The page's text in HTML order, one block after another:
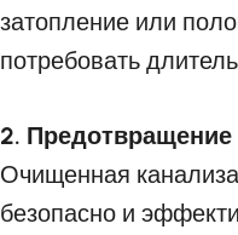
затопление или
потребовать
2.
Очищенная
безопасно и